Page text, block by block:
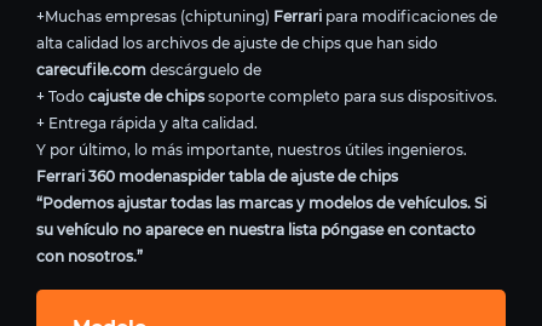
+Muchas empresas (chiptuning) Ferrari para modificaciones de
alta calidad los archivos de ajuste de chips que han sido
carecufile.com descárguelo de
+ Todo cajuste de chips soporte completo para sus dispositivos.
+ Entrega rápida y alta calidad.
Y por último, lo más importante, nuestros útiles ingenieros.
Ferrari 360 modenaspider tabla de ajuste de chips
“Podemos ajustar todas las marcas y modelos de vehículos. Si
su vehículo no aparece en nuestra lista póngase en contacto
con nosotros.”